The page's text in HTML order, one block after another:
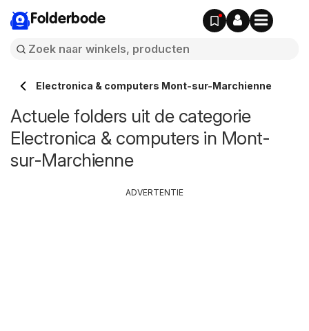
Folderbode
Electronica & computers Mont-sur-Marchienne
Actuele folders uit de categorie
Electronica & computers in Mont-
sur-Marchienne
ADVERTENTIE